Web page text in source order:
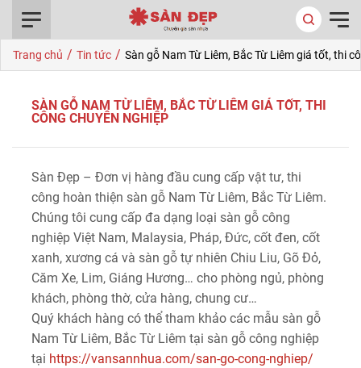
Trang chủ / Tin tức / Sàn gỗ Nam Từ Liêm, Bắc Từ Liêm giá tốt, thi
SÀN GỖ NAM TỪ LIÊM, BẮC TỪ LIÊM GIÁ TỐT, THI
CÔNG CHUYÊN NGHIỆP
Sàn Đẹp – Đơn vị hàng đầu cung cấp vật tư, thi
công hoàn thiện sàn gỗ Nam Từ Liêm, Bắc Từ Liêm.
Chúng tôi cung cấp đa dạng loại sàn gỗ công
nghiệp Việt Nam, Malaysia, Pháp, Đức, cốt đen, cốt
xanh, xương cá và sàn gỗ tự nhiên Chiu Liu, Gõ Đỏ,
Căm Xe, Lim, Giáng Hương… cho phòng ngủ, phòng
khách, phòng thờ, cửa hàng, chung cư…
Quý khách hàng có thể tham khảo các mẫu sàn gỗ
Nam Từ Liêm, Bắc Từ Liêm tại sàn gỗ công nghiệp
tại https://vansannhua.com/san-go-cong-nghiep/